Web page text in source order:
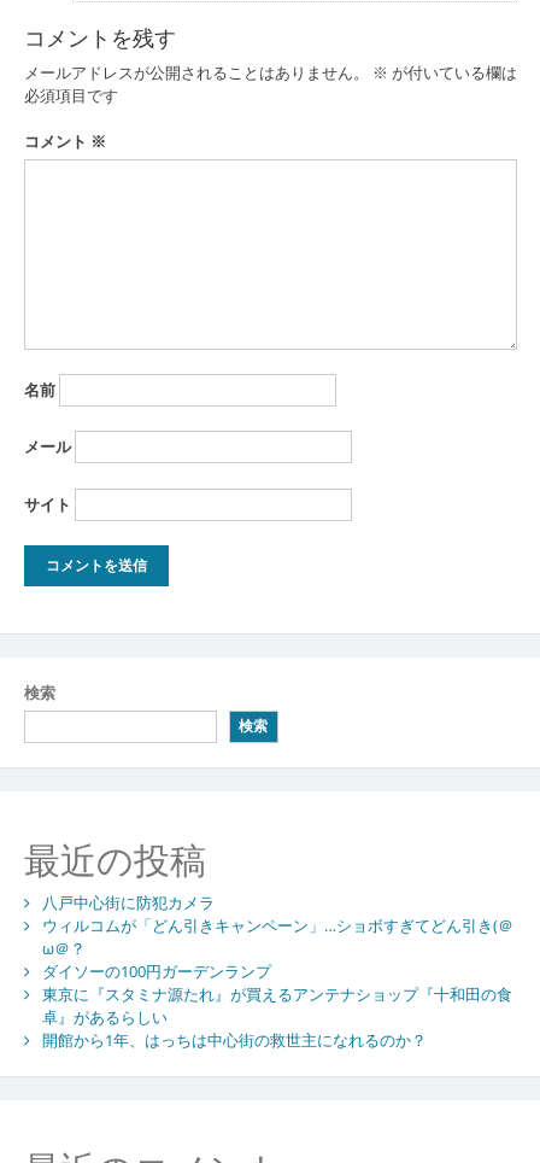
コメントを残す
メールアドレスが公開されることはありません。 ※ が付いている欄は
必須項目です
コメント ※
名前
メール
サイト
検索
検索
最近の投稿
八戸中心街に防犯カメラ
ウィルコムが「どん引きキャンペーン」…ショボすぎてどん引き(＠
ω＠？
ダイソーの100円ガーデンランプ
東京に『スタミナ源たれ』が買えるアンテナショップ『十和田の食
卓』があるらしい
開館から1年、はっちは中心街の救世主になれるのか？